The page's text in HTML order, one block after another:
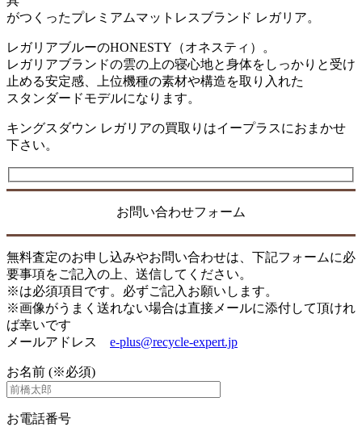
がつくったプレミアムマットレスブランド レガリア。
レガリアブルーのHONESTY（オネスティ）。
レガリアブランドの雲の上の寝心地と身体をしっかりと受け
止める安定感、上位機種の素材や構造を取り入れた
スタンダードモデルになります。
キングスダウン レガリアの買取りはイープラスにおまかせ
下さい。
お問い合わせフォーム
無料査定のお申し込みやお問い合わせは、下記フォームに必
要事項をご記入の上、送信してください。
※は必須項目です。必ずご記入お願いします。
※画像がうまく送れない場合は直接メールに添付して頂けれ
ば幸いです
メールアドレス e-plus@recycle-expert.jp
お名前 (※必須)
お電話番号